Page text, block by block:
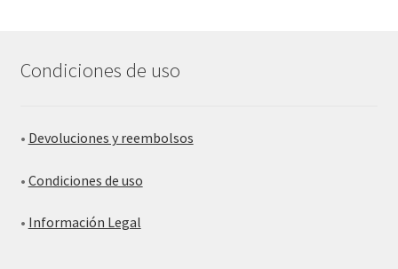
Condiciones de uso
• Devoluciones y reembolsos
• Condiciones de uso
• Información Legal